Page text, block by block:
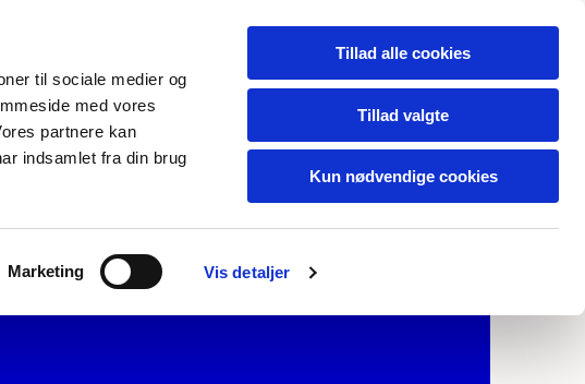
til sociale medier og
med vores
partnere kan
indsamlet fra din brug
Marketing Vis detaljer
Tillad alle cookies
Tillad valgte
Kun nødvendige cookies
byen
fra Dienesminde, og det var der ikke.